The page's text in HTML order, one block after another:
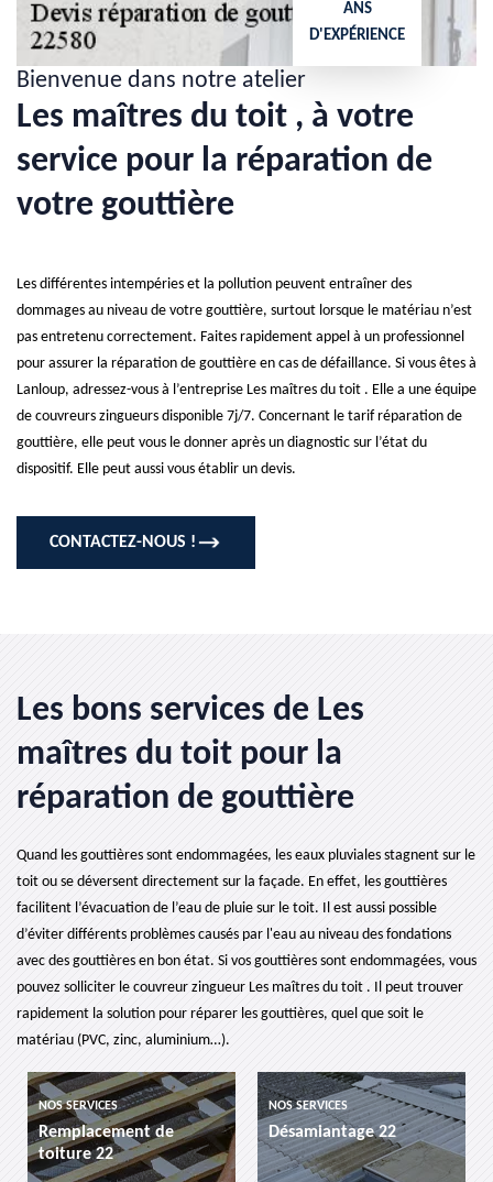
ANS
D'EXPÉRIENCE
Bienvenue dans notre atelier
Les maîtres du toit , à votre
service pour la réparation de
votre gouttière
Les différentes intempéries et la pollution peuvent entraîner des
dommages au niveau de votre gouttière, surtout lorsque le matériau n’est
pas entretenu correctement. Faites rapidement appel à un professionnel
pour assurer la réparation de gouttière en cas de défaillance. Si vous êtes à
Lanloup, adressez-vous à l’entreprise Les maîtres du toit . Elle a une équipe
de couvreurs zingueurs disponible 7j/7. Concernant le tarif réparation de
gouttière, elle peut vous le donner après un diagnostic sur l’état du
dispositif. Elle peut aussi vous établir un devis.
CONTACTEZ-NOUS !
Les bons services de Les
maîtres du toit pour la
réparation de gouttière
Quand les gouttières sont endommagées, les eaux pluviales stagnent sur le
toit ou se déversent directement sur la façade. En effet, les gouttières
facilitent l’évacuation de l’eau de pluie sur le toit. Il est aussi possible
d’éviter différents problèmes causés par l'eau au niveau des fondations
avec des gouttières en bon état. Si vos gouttières sont endommagées, vous
pouvez solliciter le couvreur zingueur Les maîtres du toit . Il peut trouver
rapidement la solution pour réparer les gouttières, quel que soit le
matériau (PVC, zinc, aluminium…).
de
NOS SERVICES
Désamiantage 22
NOS SERVICES
etancheite de